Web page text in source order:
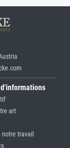
art
notre travail